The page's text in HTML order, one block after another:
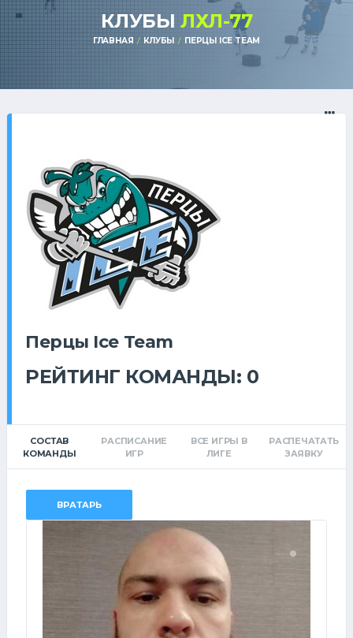
КЛУБЫ ЛХЛ-77
ГЛАВНАЯ КЛУБЫ ПЕРЦЫ ICE TEAM
Перцы Ice Team
РЕЙТИНГ КОМАНДЫ: 0
СОСТАВ
КОМАНДЫ
РАСПИСАНИЕ
ИГР
ВСЕ ИГРЫ В
ЛИГЕ
РАСПЕЧАТАТЬ
ЗАЯВКУ
ВРАТАРЬ